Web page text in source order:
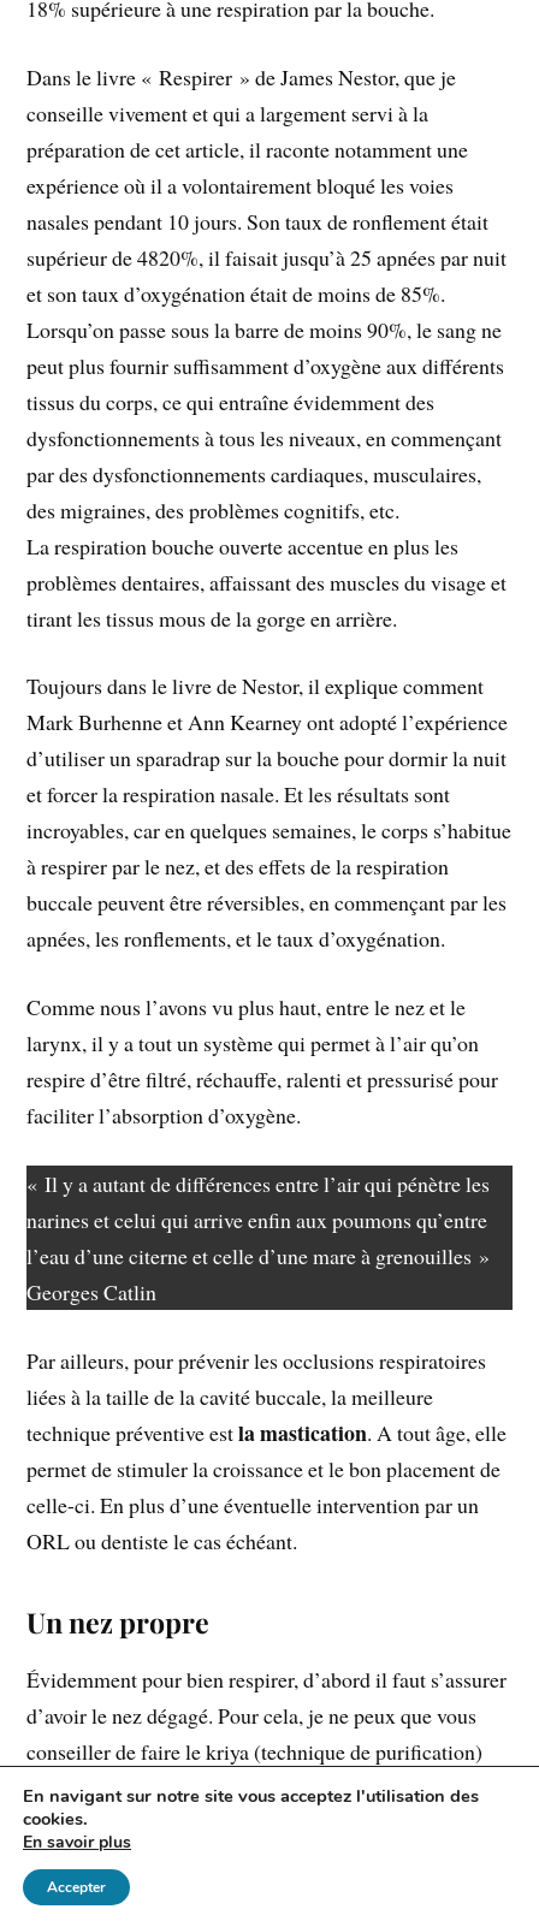
18% supérieure à une respiration par la bouche.
Dans le livre « Respirer » de James Nestor, que je
conseille vivement et qui a largement servi à la
préparation de cet article, il raconte notamment une
expérience où il a volontairement bloqué les voies
nasales pendant 10 jours. Son taux de ronflement était
supérieur de 4820%, il faisait jusqu’à 25 apnées par nuit
et son taux d’oxygénation était de moins de 85%.
Lorsqu’on passe sous la barre de moins 90%, le sang ne
peut plus fournir suffisamment d’oxygène aux différents
tissus du corps, ce qui entraîne évidemment des
dysfonctionnements à tous les niveaux, en commençant
par des dysfonctionnements cardiaques, musculaires,
des migraines, des problèmes cognitifs, etc.
La respiration bouche ouverte accentue en plus les
problèmes dentaires, affaissant des muscles du visage et
tirant les tissus mous de la gorge en arrière.
Toujours dans le livre de Nestor, il explique comment
Mark Burhenne et Ann Kearney ont adopté l’expérience
d’utiliser un sparadrap sur la bouche pour dormir la nuit
et forcer la respiration nasale. Et les résultats sont
incroyables, car en quelques semaines, le corps s’habitue
à respirer par le nez, et des effets de la respiration
buccale peuvent être réversibles, en commençant par les
apnées, les ronflements, et le taux d’oxygénation.
Comme nous l’avons vu plus haut, entre le nez et le
larynx, il y a tout un système qui permet à l’air qu’on
respire d’être filtré, réchauffe, ralenti et pressurisé pour
faciliter l’absorption d’oxygène.
« Il y a autant de différences entre l’air qui pénètre les
narines et celui qui arrive enfin aux poumons qu’entre
l’eau d’une citerne et celle d’une mare à grenouilles »
Georges Catlin
Par ailleurs, pour prévenir les occlusions respiratoires
liées à la taille de la cavité buccale, la meilleure
technique préventive estla mastication. A tout âge, elle
permet de stimuler la croissance et le bon placement de
celle-ci. En plus d’une éventuelle intervention par un
ORL ou dentiste le cas échéant.
Un nez propre
Évidemment pour bien respirer, d’abord il faut s’assurer
d’avoir le nez dégagé. Pour cela, je ne peux que vous
conseiller de faire le kriya (technique de purification)
appelé jala neti, que je vous explique en détail dans cet
article.
En navigant sur notre site vous acceptez l'utilisation des
cookies.
En savoir plus
Accepter